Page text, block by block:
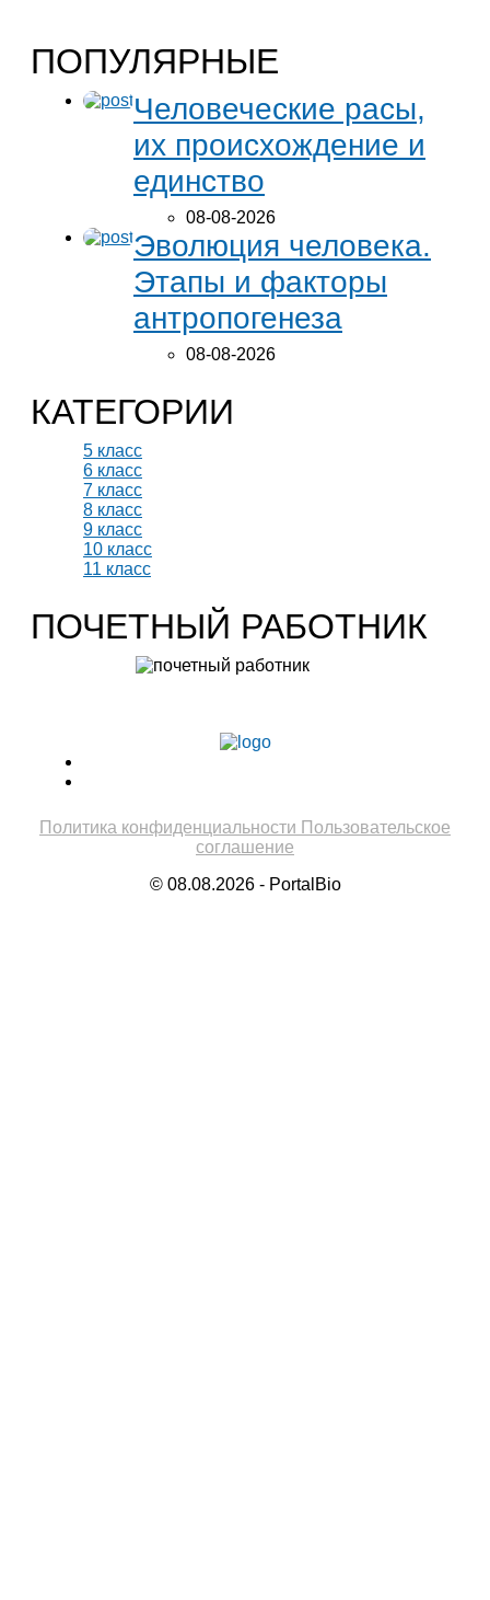
ПОПУЛЯРНЫЕ
Человеческие расы,
их происхождение и
единство
08-08-2026
Эволюция человека.
Этапы и факторы
антропогенеза
08-08-2026
КАТЕГОРИИ
5 класс
6 класс
7 класс
8 класс
9 класс
10 класс
11 класс
ПОЧЕТНЫЙ РАБОТНИК
Политика конфиденциальности Пользовательское
соглашение
© 08.08.2026 - PortalBio